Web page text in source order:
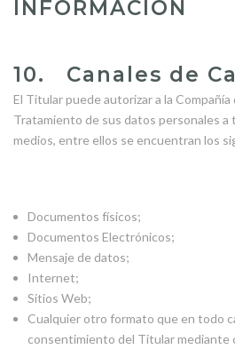
INFORMACIÓN
10. Canales de
El Titular puede autorizar a la
Tratamiento de sus datos personales
medios, entre ellos se encuentran los
Documentos físicos;
Documentos Electrónicos;
Mensaje de datos;
Internet;
Sitios Web;
Cualquier otro formato que en todo
consentimiento del Titular mediante